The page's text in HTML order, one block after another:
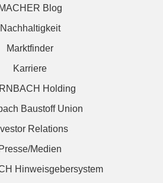
MACHER Blog
Nachhaltigkeit
Marktfinder
Karriere
Holding
Baustoff Union
Relations
Presse/Medien
Hinweisgebersystem